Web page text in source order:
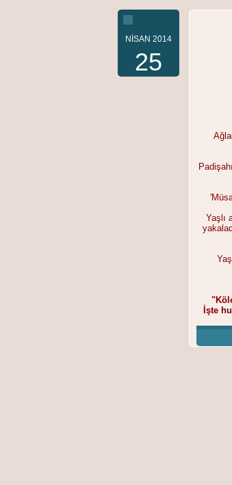
NISAN 2014
25
Yaşlı
İşte